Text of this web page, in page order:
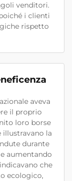
venditori.
i clienti
rispetto
aveva
il proprio
loro borse
illustravano la
durante
aumentando
che
ecologico,